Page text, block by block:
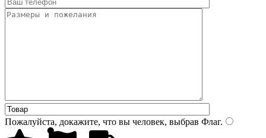
Пожалуйста, докажите, что вы человек, выбрав Флаг.